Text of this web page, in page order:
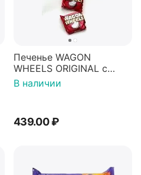
Печенье WAGON
WHEELS ORIGINAL с
суфле покрытое
гразурью 216г
В наличии
439.00₽